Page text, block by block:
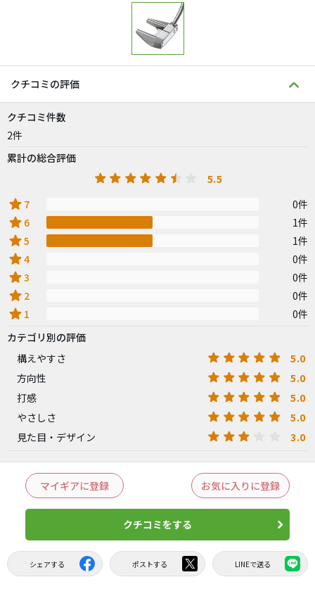
クチコミの評価
クチコミ件数
2件
累計の総合評価
5.5
star 7 0件
star 6 1件
star5 1件
star4 0件
star3 0件
star 2 0件
star 1
0件
カテゴリ別の評価
構えやすさ
5.0
方向性 5.0
打感 5.0
やさしさ 5.0
見た目・デザイン 3.0
マイギアに登録 お気に入りに登録
クチコミをする
シェアする ポストする LINEで送る